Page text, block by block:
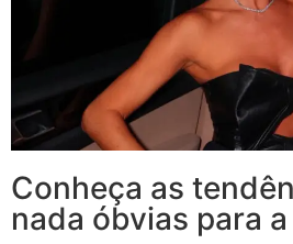
Conheça as
nada óbvias para